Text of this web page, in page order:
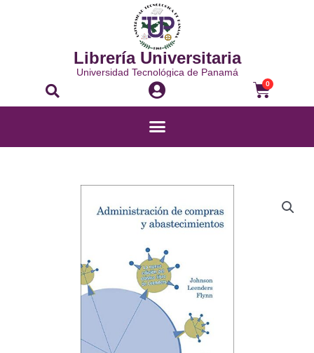
Librería Universitaria
Universidad Tecnológica de Panamá
Buscar 0
Carrito
Menú